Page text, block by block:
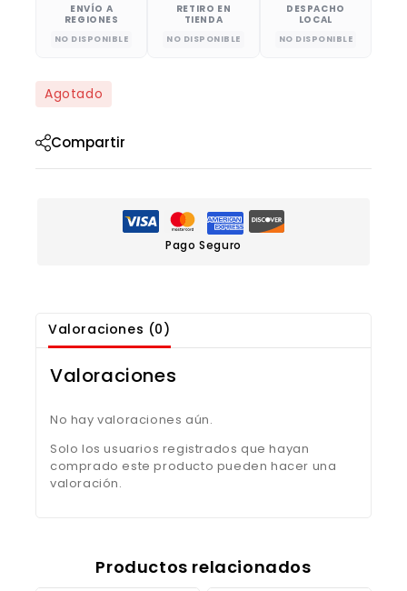
ENVÍO A
REGIONES
NO DISPONIBLE
RETIRO EN
TIENDA
NO DISPONIBLE
DESPACHO
LOCAL
NO DISPONIBLE
Agotado
Compartir
Pago Seguro
Valoraciones (0)
Valoraciones
No hay valoraciones aún.
Solo los usuarios registrados que hayan
comprado este producto pueden hacer una
valoración.
Productos relacionados